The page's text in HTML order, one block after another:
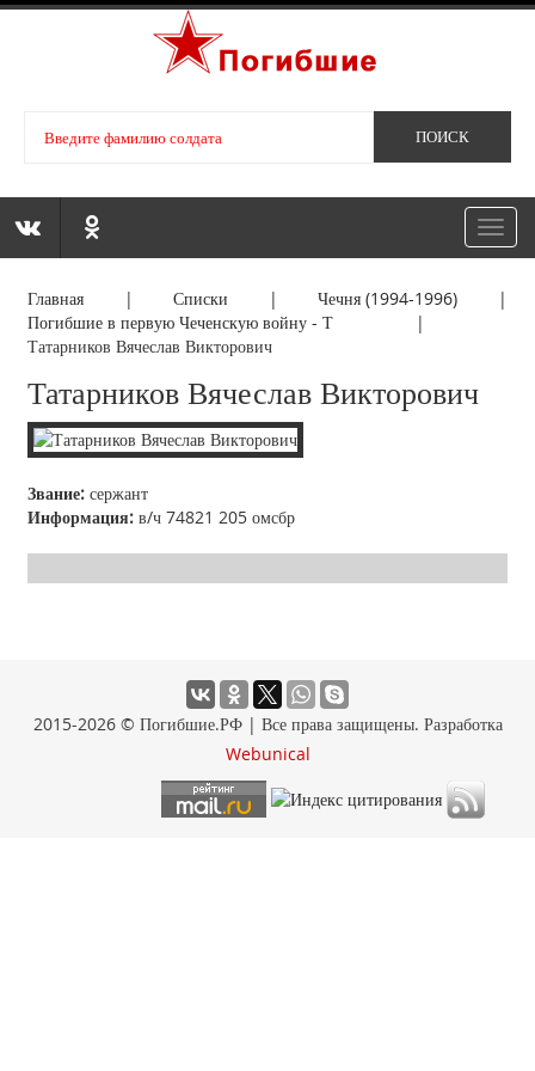
Главная |Списки |Чечня (1994-1996) |
Погибшие в первую Чеченскую войну - Т |
Татарников Вячеслав Викторович
Татарников Вячеслав Викторович
Звание: сержант
Информация: в/ч 74821 205 омсбр
2015-2026 © Погибшие.РФ | Все права защищены. Разработка
Webunical